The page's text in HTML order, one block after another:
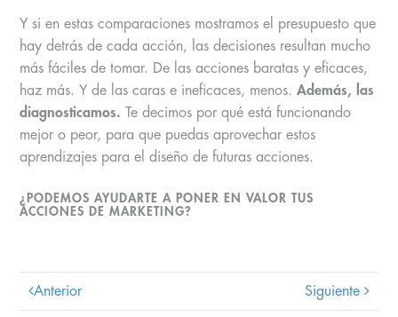
Y si en estas comparaciones mostramos el presupuesto que
hay detrás de cada acción, las decisiones resultan mucho
más fáciles de tomar. De las acciones baratas y eficaces,
haz más. Y de las caras e ineficaces, menos.Además, las
diagnosticamos. Te decimos por qué está funcionando
mejor o peor, para que puedas aprovechar estos
aprendizajes para el diseño de futuras acciones.
¿PODEMOS AYUDARTE A PONER EN VALOR TUS
ACCIONES DE MARKETING?
Anterior Siguiente